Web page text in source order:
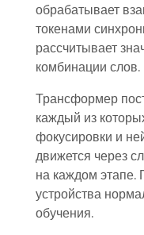
обрабатывает
токенами
рассчитывает
комбинации слов.
Трансформер
каждый из
фокусировки и
движется через
на каждом этапе.
устройства
обучения.